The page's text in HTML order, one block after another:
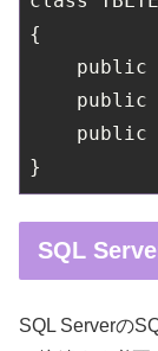
public
public
public
SQL
SQL Serverの